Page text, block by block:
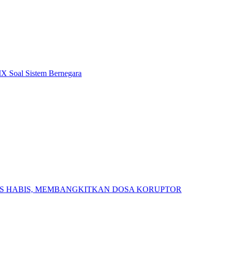
Soal Sistem Bernegara
HABIS, MEMBANGKITKAN DOSA KORUPTOR